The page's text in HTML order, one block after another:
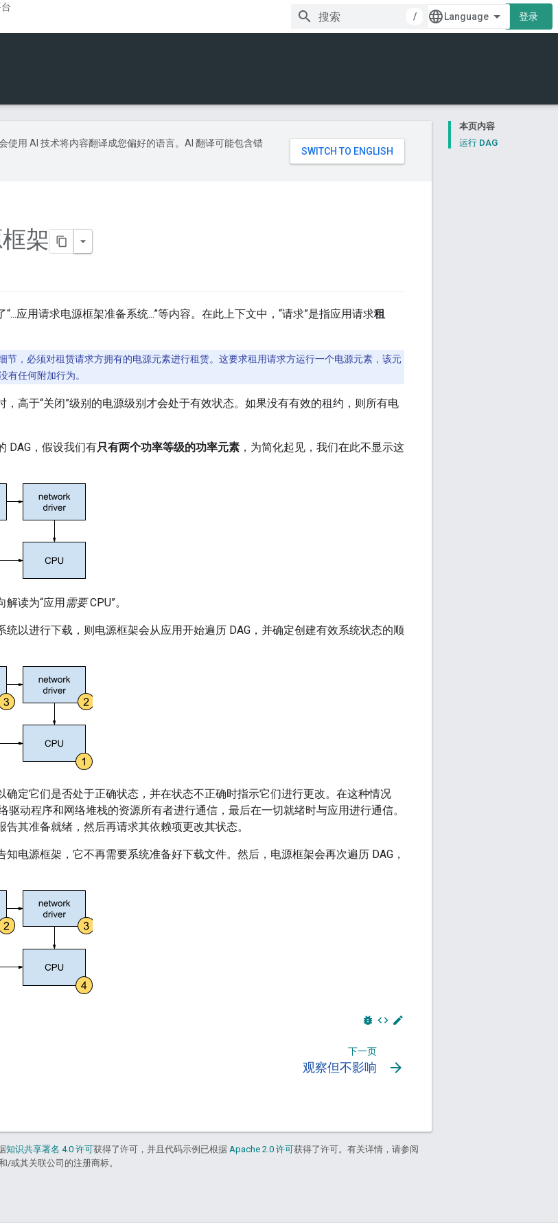
/
登录
本页内容
运行 DAG
使用 AI 技术将内容翻译成您偏好的语言。AI 翻译可能包含错
架
应用请求电源框架准备系统...”等内容。在此上下文中，“请求”是指应用请求租
节，必须对租赁请求方拥有的电源元素进行租赁。这要求租用请求方运行一个电源元素，该元
有任何附加行为。
，高于“关闭”级别的电源级别才会处于有效状态。如果没有有效的租约，则所有电
DAG，假设我们有只有两个功率等级的功率元素 ，为简化起见，我们在此不显示这
解读为“应用需要CPU”。
统以进行下载，则电源框架会从应用开始遍历 DAG，并确定创建有效系统状态的顺
确定它们是否处于正确状态，并在状态不正确时指示它们进行更改。在这种情况
驱动程序和网络堆栈的资源所有者进行通信，最后在一切就绪时与应用进行通信。
其准备就绪，然后再请求其依赖项更改其状态。
电源框架，它不再需要系统准备好下载文件。然后，电源框架会再次遍历 DAG，
bug_report code edit
下一页
观察但不影响 arrow_forward
知识共享署名 4.0 许可获得了许可，并且代码示例已根据 Apache 2.0 许可获得了许可。有关详情，请参阅
/或其关联公司的注册商标。